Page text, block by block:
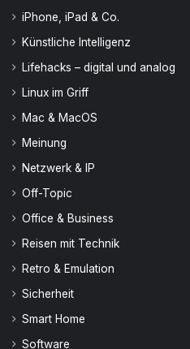
iPhone, iPad & Co.
Künstliche Intelligenz
Lifehacks – digital und analog
Linux im Griff
Mac & MacOS
Meinung
Netzwerk & IP
Off-Topic
Office & Business
Reisen mit Technik
Retro & Emulation
Sicherheit
Smart Home
Software